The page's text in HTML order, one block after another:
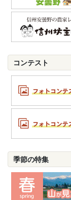
コンテスト
季節の特集